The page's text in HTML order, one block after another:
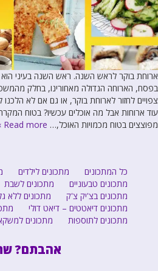
ארוחת בוקר לראש השנה. ראש השנה בעיני הוא
בפסח, הארוחה הגדולה מאחורינו, בחלק
צפויים לחזור לארוחת בוקר, או גם אם לא הלכנו
עוד ארוחות אבל מה אוכלים עכשיו? בטוח
מפוצצים בטוח מכמויות האוכל,… Read more »
כל המתכונים מתכונים לילדים
מתכונים טבעוניים
מתכונים לשבת
מתכונים בצ'יק צ'ק
מתכונים ללא
מתכונים דיאטטים – דיאט דולי
מתכונים לתוספות
מתכונים
אהבתם?